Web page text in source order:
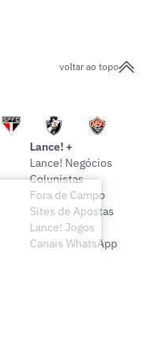
voltar ao topo
Lance! +
Lance! Negócios
Colunistas
Fora de Campo
Sites de Apostas
Lance! Jogos
Canais WhatsApp